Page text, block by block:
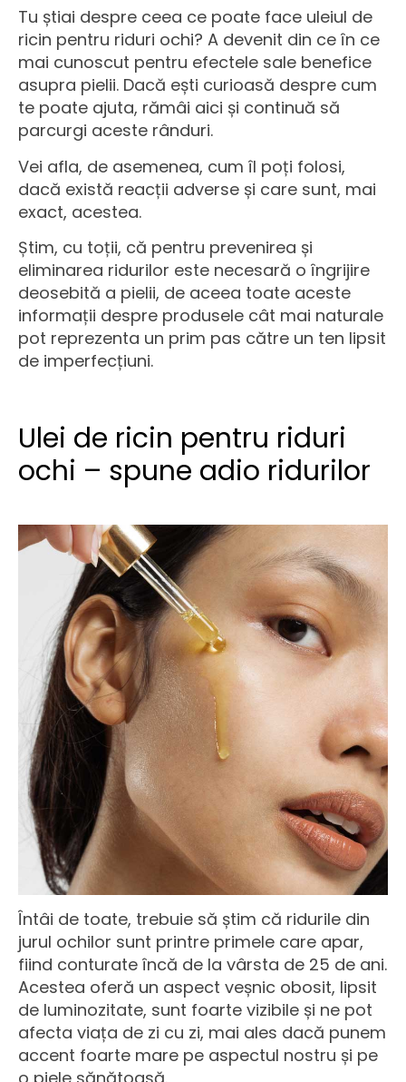
Tu știai despre ceea ce poate face uleiul de
ricin pentru riduri ochi? A devenit din ce în ce
mai cunoscut pentru efectele sale benefice
asupra pielii. Dacă ești curioasă despre cum
te poate ajuta, rămâi aici și continuă să
parcurgi aceste rânduri.
Vei afla, de asemenea, cum îl poți folosi,
dacă există reacții adverse și care sunt, mai
exact, acestea.
Știm, cu toții, că pentru prevenirea și
eliminarea ridurilor este necesară o îngrijire
deosebită a pielii, de aceea toate aceste
informații despre produsele cât mai naturale
pot reprezenta un prim pas către un ten lipsit
de imperfecțiuni.
Ulei de ricin pentru riduri
ochi – spune adio ridurilor
Întâi de toate, trebuie să știm că ridurile din
jurul ochilor sunt printre primele care apar,
fiind conturate încă de la vârsta de 25 de ani.
Acestea oferă un aspect veșnic obosit, lipsit
de luminozitate, sunt foarte vizibile și ne pot
afecta viața de zi cu zi, mai ales dacă punem
accent foarte mare pe aspectul nostru și pe